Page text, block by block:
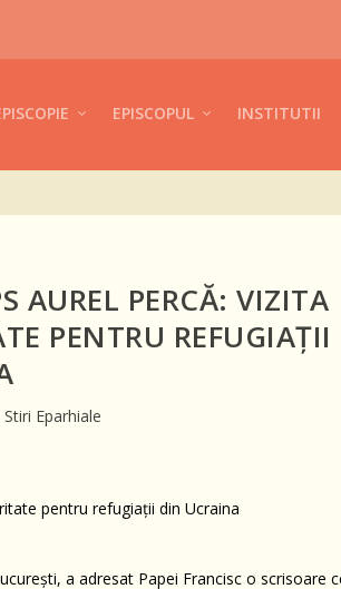
EPISCOPUL INSTITUTII
AUREL PERCĂ: VIZITA
PENTRU REFUGIAȚII
Stiri Eparhiale
a adresat Papei Francisc o scrisoare